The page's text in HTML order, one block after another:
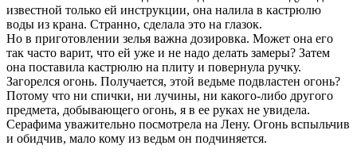
известной только ей инструкции, она налила в кастрюлю
воды из крана. Странно, сделала это на глазок.
Но в приготовлении зелья важна дозировка. Может она его
так часто варит, что ей уже и не надо делать замеры? Затем
она поставила кастрюлю на плиту и повернула ручку.
Загорелся огонь. Получается, этой ведьме подвластен огонь?
Потому что ни спички, ни лучины, ни какого-либо другого
предмета, добывающего огонь, я в ее руках не увидела.
Серафима уважительно посмотрела на Лену. Огонь вспыльчив
и обидчив, мало кому из ведьм он подчиняется.